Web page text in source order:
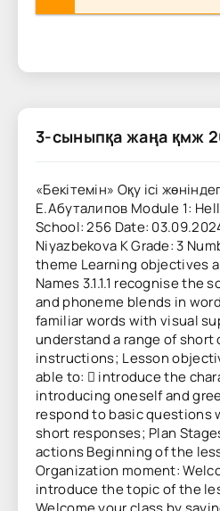
3-сыныпқа жаңа қмж
«Бекітемін» Оқу ісі
Е.Абуталипов Module 1:
School: 256 Date:
Niyazbekova K Grade: 3
theme Learning objectives
Names 3.1.1.1 recognise the
and phoneme blends in
familiar words with visual
understand a range of short
instructions; Lesson
able to:  introduce the
introducing oneself and
respond to basic questions
short responses; Plan
actions Beginning of the
Organization moment:
introduce the topic of the